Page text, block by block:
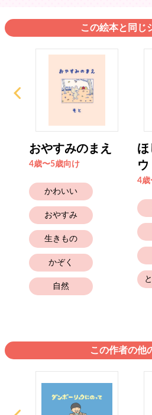
この絵本と同じ
おやすみのまえ
4歳〜5歳向け
かわいい
おやすみ
生きもの
かぞく
自然
ほ
ウ
4歳
この作者の他